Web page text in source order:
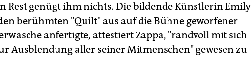
Rest genügt ihm nichts. Die bildende Künstlerin Emily
berühmten "Quilt" aus auf die Bühne geworfener
anfertigte, attestiert Zappa, "randvoll mit sich
Ausblendung aller seiner Mitmenschen" gewesen zu